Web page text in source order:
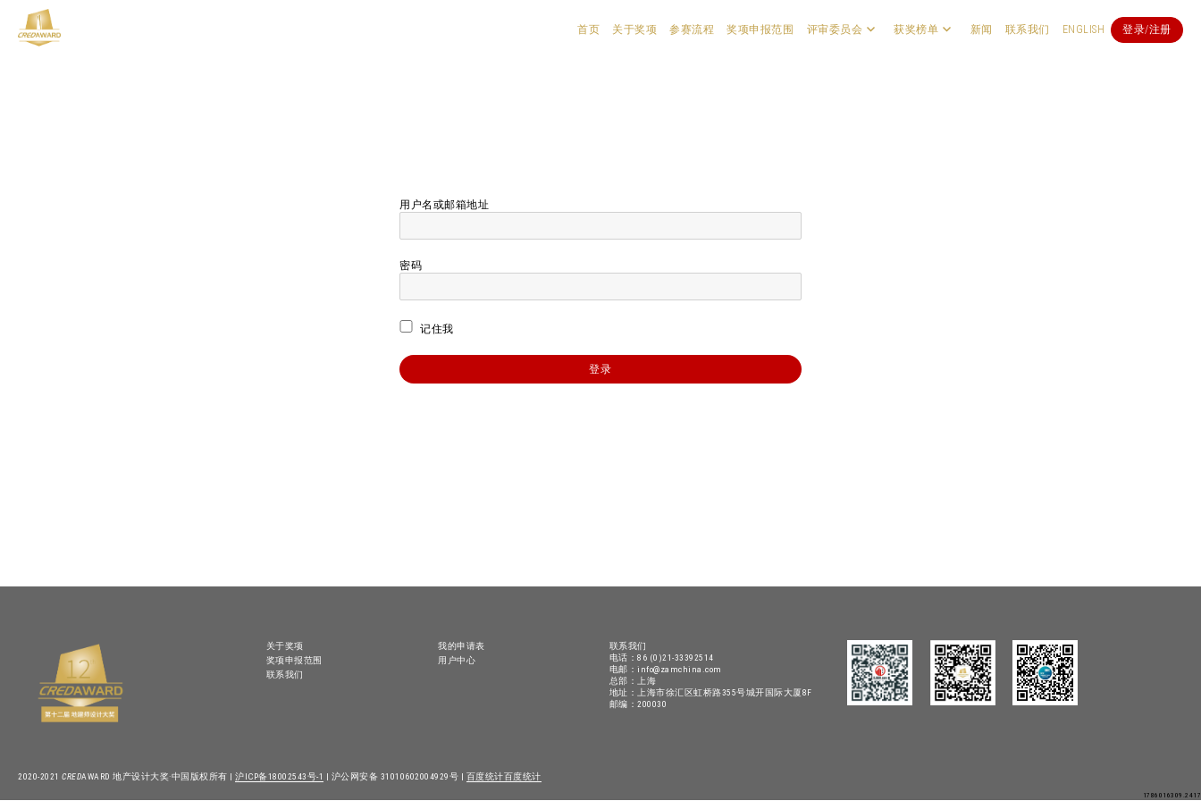
首页 关于奖项 参赛流程 奖项申报范围 评审委员会 获奖榜单 新闻 联系我们 ENGLISH 登录/注册
用户名或邮箱地址
密码
记住我
关于奖项
奖项申报范围
联系我们
我的申请表
用户中心
联系我们
电话：86 (0)21-33392514
电邮：info@zamchina.com
总部：上海
地址：上海市徐汇区虹桥路355号城开国际大厦8F
邮编：200030
2020-2021 CREDAWARD 地产设计大奖·中国版权所有 | 沪ICP备18002543号-1 | 沪公网安备 31010602004929号 | 百度统计百度统计
1786016309.2417